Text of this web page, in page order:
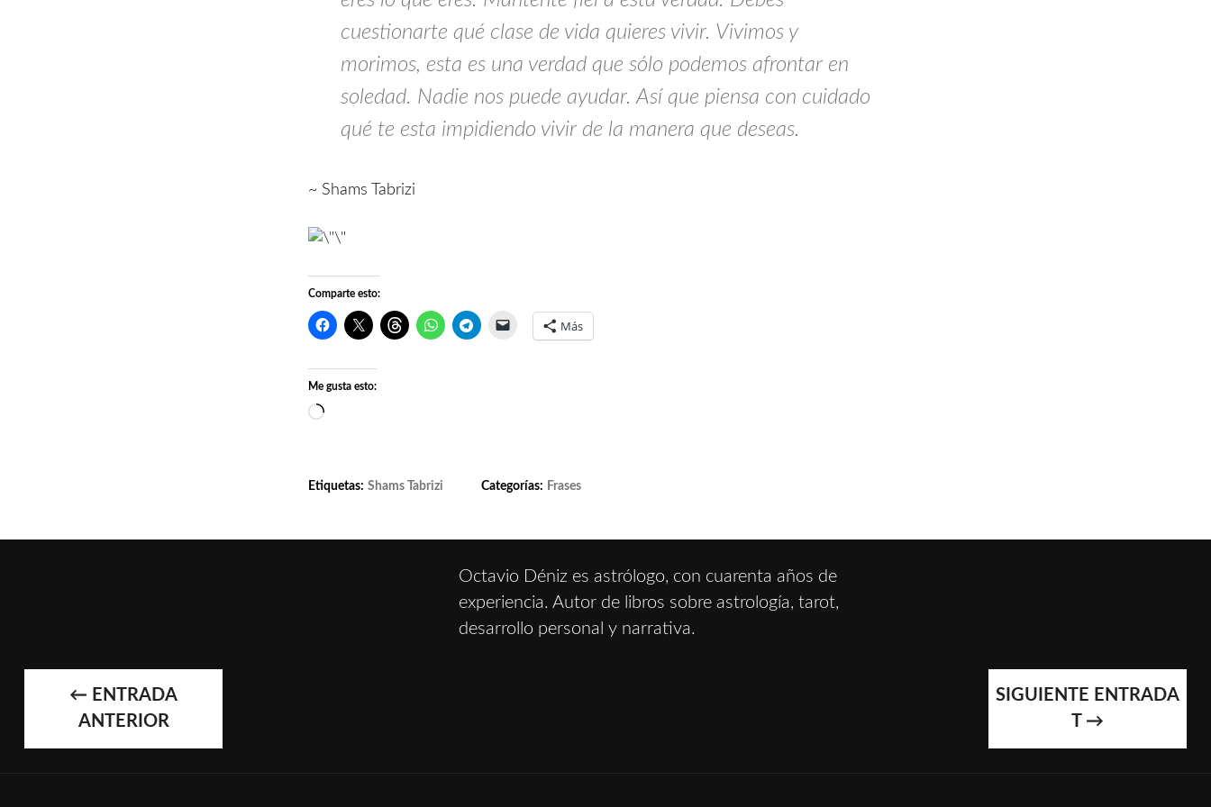
cuestionarte qué clase de vida quieres vivir. Vivimos y
morimos, esta es una verdad que sólo podemos afrontar en
soledad. Nadie nos puede ayudar. Así que piensa con cuidado
qué te esta impidiendo vivir de la manera que deseas.
~ Shams Tabrizi
Comparte esto:
Más
Me gusta esto:
Cargando...
Etiquetas: Shams Tabrizi Categorías: Frases
Octavio Déniz es astrólogo, con cuarenta años de
experiencia. Autor de libros sobre astrología, tarot,
desarrollo personal y narrativa.
NAVEGACIÓN
← ENTRADA
ANTERIOR
SIGUIENTE ENTRADA
T →